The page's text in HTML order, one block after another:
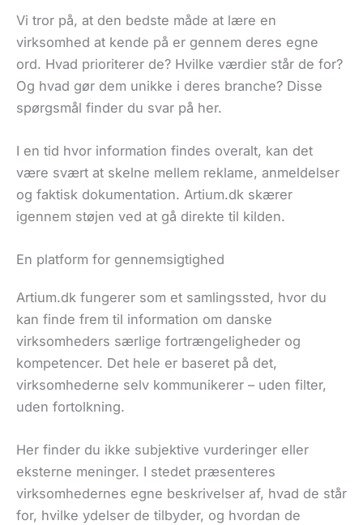
Vi tror på, at den bedste måde at lære en
virksomhed at kende på er gennem deres egne
ord. Hvad prioriterer de? Hvilke værdier står de for?
Og hvad gør dem unikke i deres branche? Disse
spørgsmål finder du svar på her.
I en tid hvor information findes overalt, kan det
være svært at skelne mellem reklame, anmeldelser
og faktisk dokumentation. Artium.dk skærer
igennem støjen ved at gå direkte til kilden.
En platform for gennemsigtighed
Artium.dk fungerer som et samlingssted, hvor du
kan finde frem til information om danske
virksomheders særlige fortrængeligheder og
kompetencer. Det hele er baseret på det,
virksomhederne selv kommunikerer – uden filter,
uden fortolkning.
Her finder du ikke subjektive vurderinger eller
eksterne meninger. I stedet præsenteres
virksomhedernes egne beskrivelser af, hvad de står
for, hvilke ydelser de tilbyder, og hvordan de